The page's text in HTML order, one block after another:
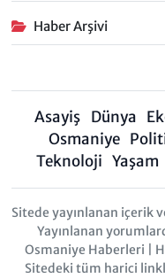
Haber Arşivi
Asayiş Dünya
Osmaniye
Teknoloji Yaşam
Sitede yayınlanan içerik
Yayınlanan
Osmaniye Haberleri |
Sitedeki tüm harici